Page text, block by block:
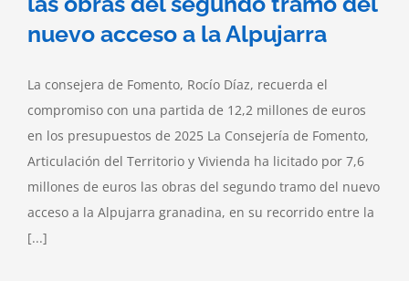
nuevo acceso a la Alpujarra
La consejera de Fomento, Rocío Díaz, recuerda el
compromiso con una partida de 12,2 millones de euros
en los presupuestos de 2025 La Consejería de Fomento,
Articulación del Territorio y Vivienda ha licitado por 7,6
millones de euros las obras del segundo tramo del nuevo
acceso a la Alpujarra granadina, en su recorrido entre la
[...]